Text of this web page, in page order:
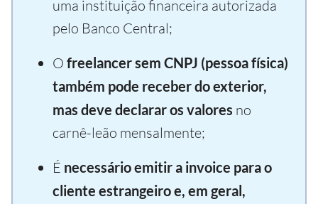
uma instituição financeira autorizada
pelo Banco Central;
O freelancer sem CNPJ (pessoa física)
também pode receber do exterior,
mas deve declarar os valores no
carnê-leão mensalmente;
É necessário emitir a invoice para o
cliente estrangeiro e, em geral,